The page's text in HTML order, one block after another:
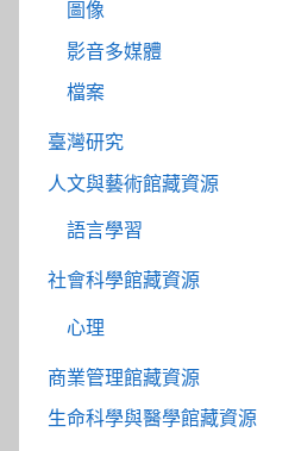
圖像
影音多媒體
檔案
臺灣研究
人文與藝術館藏資源
語言學習
社會科學館藏資源
心理
商業管理館藏資源
生命科學與醫學館藏資源